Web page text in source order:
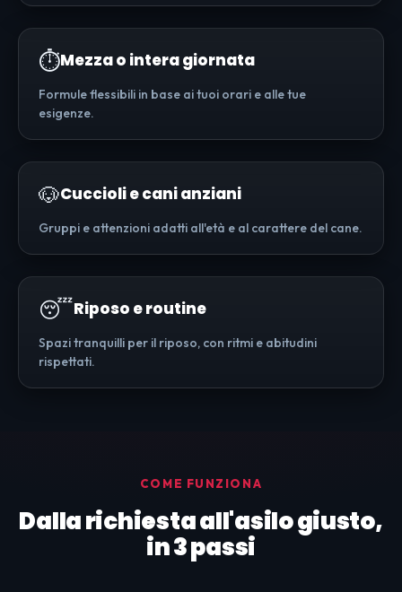
⏱️Mezza o intera giornata
Formule flessibili in base ai tuoi orari e alle tue
esigenze.
🐶Cuccioli e cani anziani
Gruppi e attenzioni adatti all'età e al carattere del cane.
😴Riposo e routine
Spazi tranquilli per il riposo, con ritmi e abitudini
rispettati.
COME FUNZIONA
Dalla richiesta all'asilo giusto,
in 3 passi